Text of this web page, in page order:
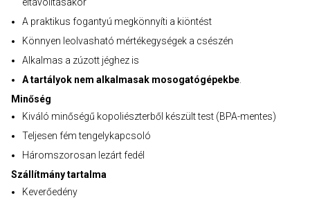
A praktikus fogantyú megkönnyíti a kiöntést
Könnyen leolvasható mértékegységek a csészén
Alkalmas a zúzott jéghez is
A tartályok nem alkalmasak mosogatógépekbe
Minőség
Kiváló minőségű kopoliészterből készült test (BPA-mentes)
Teljesen fém tengelykapcsoló
Háromszorosan lezárt fedél
Szállítmány tartalma
Keverőedény